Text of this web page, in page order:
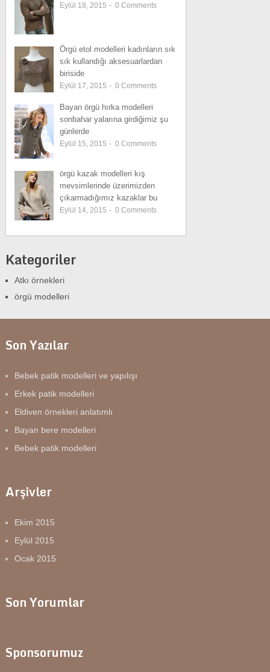
Eylül 18, 2015 - 0 Comments
Örgü etol modelleri kadınların sık
sık kullandığı aksesuarlardan
biriside
Eylül 17, 2015 - 0 Comments
Bayan örgü hırka modelleri
sonbahar yalarına girdiğimiz şu
günlerde
Eylül 15, 2015 - 0 Comments
örgü kazak modelleri kış
mevsimlerinde üzerimizden
çıkarmadığımız kazaklar bu
Eylül 14, 2015 - 0 Comments
Kategoriler
Atkı örnekleri
örgü modelleri
Son Yazılar
Bebek patik modelleri ve yapılışı
Erkek patik modelleri
Eldiven örnekleri anlatımlı
Bayan bere modelleri
Bebek patik modelleri
Arşivler
Ekim 2015
Eylül 2015
Ocak 2015
Son Yorumlar
Sponsorumuz